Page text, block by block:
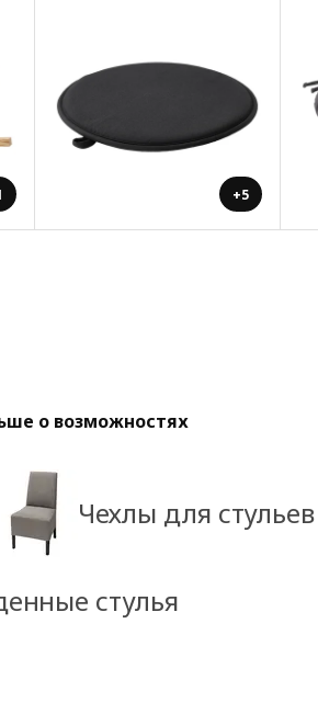
+5
о возможностях
Чехлы для стульев
стулья